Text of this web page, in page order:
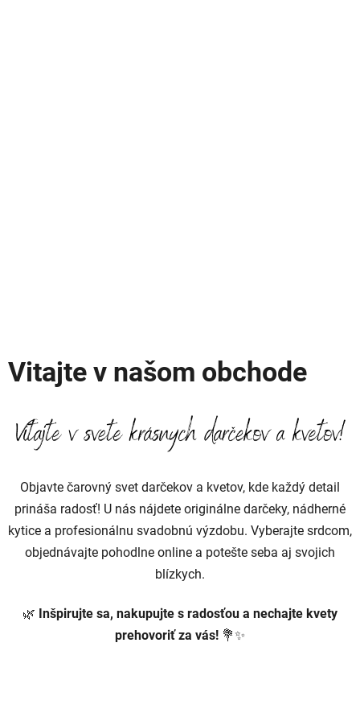
Vitajte v našom obchode
Objavte čarovný svet darčekov a kvetov, kde každý detail
prináša radosť! U nás nájdete originálne darčeky, nádherné
kytice a profesionálnu svadobnú výzdobu. Vyberajte srdcom,
objednávajte pohodlne online a potešte seba aj svojich
blízkych.
🌿 Inšpirujte sa, nakupujte s radosťou a nechajte kvety
prehovoriť za vás! 💐✨